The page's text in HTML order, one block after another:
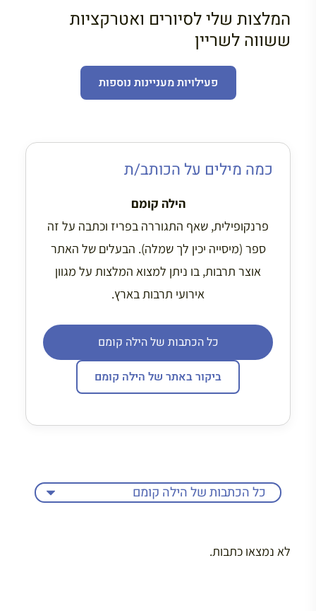
המלצות שלי לסיורים ואטרקציות
ששווה לשריין
פעילויות מעניינות נוספות
כמה מילים על הכותב/ת
הילה קומם
פרנקופילית, שאף התגוררה בפריז וכתבה על זה
ספר (מיסייה יכין לך שמלה). הבעלים של האתר
אוצר תרבות, בו ניתן למצוא המלצות על מגוון
אירועי תרבות בארץ.
כל הכתבות של הילה קומם
ביקור באתר של הילה קומם
לא נמצאו כתבות.